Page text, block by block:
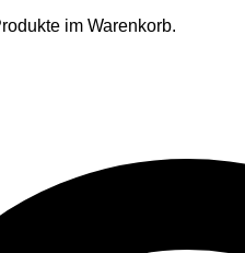
im Warenkorb.
im Warenkorb.